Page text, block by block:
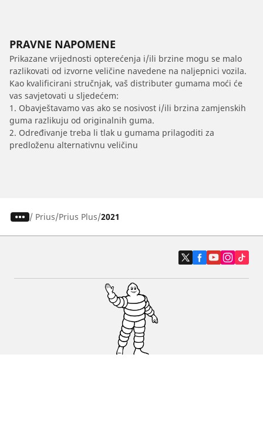
PRAVNE NAPOMENE
Prikazane vrijednosti opterećenja i/ili brzine mogu se malo
razlikovati od izvorne veličine navedene na naljepnici vozila.
Kao kvalificirani stručnjak, vaš distributer gumama moći će
vas savjetovati u sljedećem:
1. Obavještavamo vas ako se nosivost i/ili brzina zamjenskih
guma razlikuju od originalnih guma.
2. Određivanje treba li tlak u gumama prilagoditi za
predloženu alternativnu veličinu
/ Prius Prius Plus 2021